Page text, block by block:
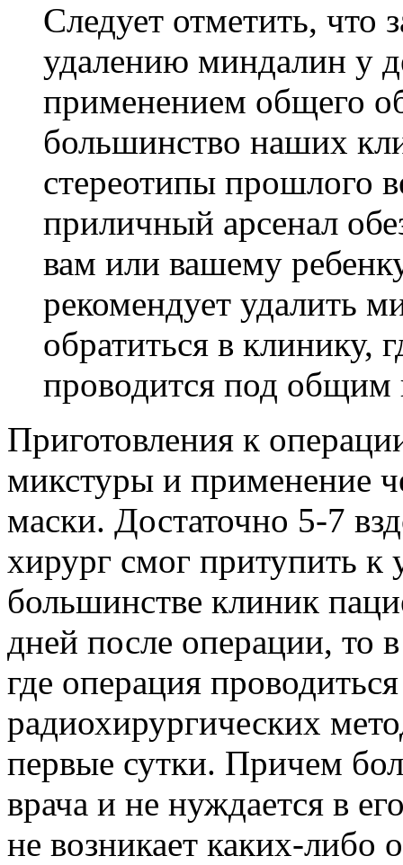
Следует отметить, что
удалению миндалин у
применением общего
большинство наших
стереотипы прошлого
приличный арсенал
вам или вашему
рекомендует удалить
обратиться в клинику,
проводится под общим
Приготовления к
микстуры и применение
маски. Достаточно 5-7
хирург смог притупить
большинстве клиник
дней после операции, то
где операция
радиохирургических
первые сутки. Причем
врача и не нуждается в
не возникает каких-либо